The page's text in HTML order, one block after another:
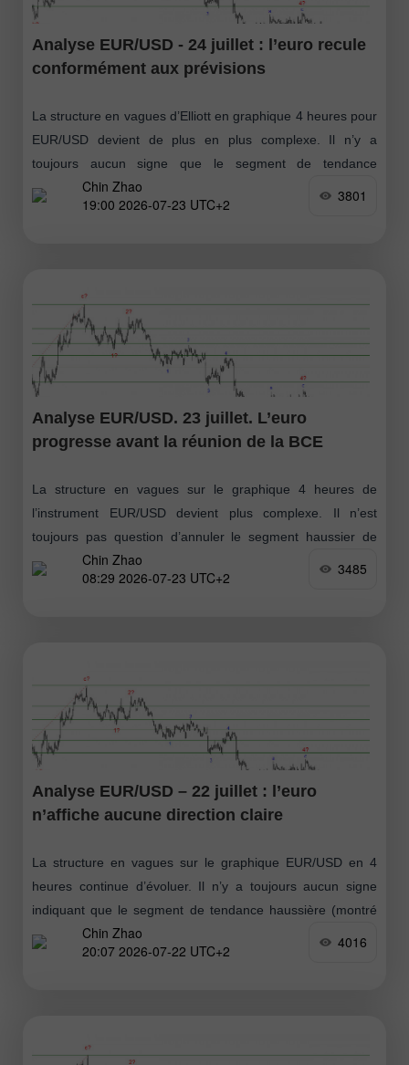
Analyse EUR/USD - 24 juillet : l’euro recule
conformément aux prévisions
La structure en vagues d’Elliott en graphique 4 heures pour
EUR/USD devient de plus en plus complexe. Il n’y a
toujours aucun signe que le segment de tendance
haussière (montré
Chin Zhao
19:00 2026-07-23 UTC+2
3801
Analyse EUR/USD. 23 juillet. L’euro
progresse avant la réunion de la BCE
La structure en vagues sur le graphique 4 heures de
l’instrument EUR/USD devient plus complexe. Il n’est
toujours pas question d’annuler le segment haussier de
tendance (voir l’image du bas)
Chin Zhao
08:29 2026-07-23 UTC+2
3485
Analyse EUR/USD – 22 juillet : l’euro
n’affiche aucune direction claire
La structure en vagues sur le graphique EUR/USD en 4
heures continue d’évoluer. Il n’y a toujours aucun signe
indiquant que le segment de tendance haussière (montré
sur le graphique
Chin Zhao
20:07 2026-07-22 UTC+2
4016